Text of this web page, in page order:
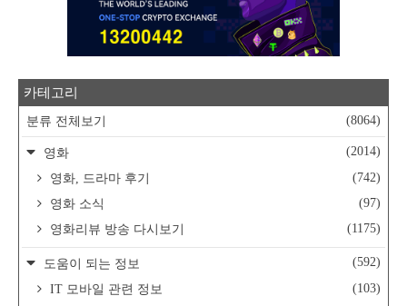
카테고리
분류 전체보기 (8064)
영화
(2014)
영화, 드라마 후기
(742)
영화 소식
(97)
영화리뷰 방송 다시보기
(1175)
도움이 되는 정보
(592)
IT 모바일 관련 정보
(103)